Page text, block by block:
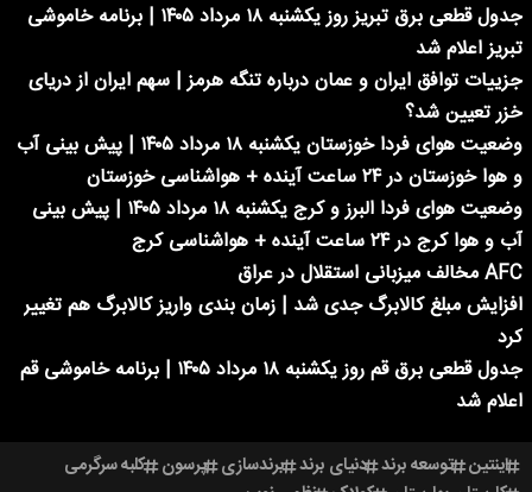
جدول قطعی برق تبریز روز یکشنبه ۱۸ مرداد ۱۴۰۵ | برنامه خاموشی
تبریز اعلام شد
جزییات توافق ایران و عمان درباره تنگه هرمز | سهم ایران از دریای
خزر تعیین شد؟
وضعیت هوای فردا خوزستان یکشنبه ۱۸ مرداد ۱۴۰۵ | پیش بینی آب
و هوا خوزستان در ۲۴ ساعت آینده + هواشناسی خوزستان
وضعیت هوای فردا البرز و کرج یکشنبه ۱۸ مرداد ۱۴۰۵ | پیش بینی
آب و هوا کرج در ۲۴ ساعت آینده + هواشناسی کرج
AFC مخالف میزبانی استقلال در عراق
افزایش مبلغ کالابرگ جدی شد | زمان بندی واریز کالابرگ هم تغییر
کرد
جدول قطعی برق قم روز یکشنبه ۱۸ مرداد ۱۴۰۵ | برنامه خاموشی قم
اعلام شد
اینتین توسعه برند دنیای برند برندسازی پرسون کلبه سرگرمی